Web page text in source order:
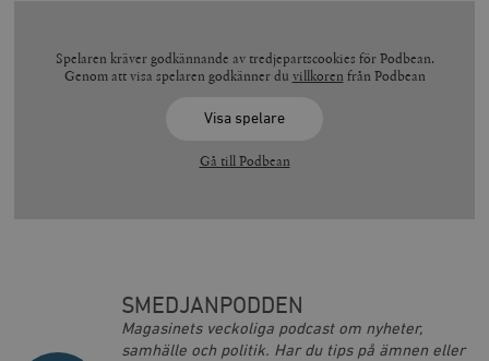
Spelaren kräver godkännande av tredjepartscookies för Podbean.
Genom att visa spelaren godkänner du villkoren från Podbean
Visa spelare
Gå till Podbean
SMEDJANPODDEN
Magasinets veckoliga podcast om nyheter,
samhälle och politik. Har du tips på ämnen eller